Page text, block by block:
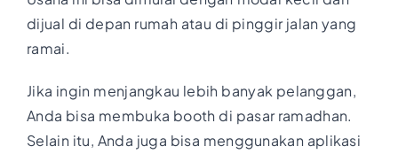
dijual di depan rumah atau di pinggir jalan yang
ramai.
Jika ingin menjangkau lebih banyak pelanggan,
Anda bisa membuka booth di pasar ramadhan.
Selain itu, Anda juga bisa menggunakan aplikasi